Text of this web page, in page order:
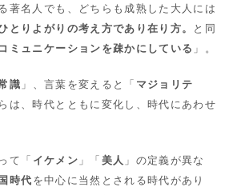
著名人でも、どちらも成熟した大人には
とりよがりの考え方であり在り方。
と同
コミュニケーションを疎かにしている 」。
識 」、言葉を変えると「 マジョリテ
は、時代とともに変化し、時代にあわせ
て「 イケメン 」「美人 」の定義が異な
時代を中心に当然とされる時代があり